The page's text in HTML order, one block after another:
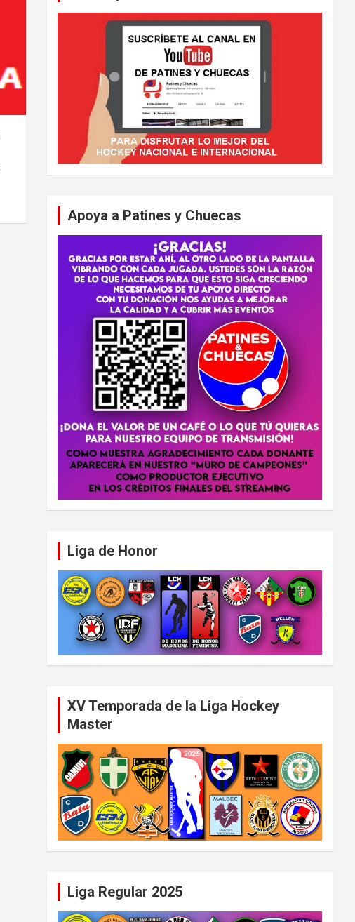
Apoya a Patines y Chuecas
Liga de Honor
XV Temporada de la Liga Hockey
Master
Liga Regular 2025